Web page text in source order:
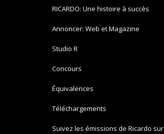
RICARDO: Une histoire à succès
Annoncer: Web et Magazine
Studio R
Concours
Équivalences
Téléchargements
Suivez les émissions de Ricardo sur